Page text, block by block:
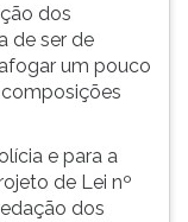
dos
de ser de
um pouco
e para a
de Lei nº
dos